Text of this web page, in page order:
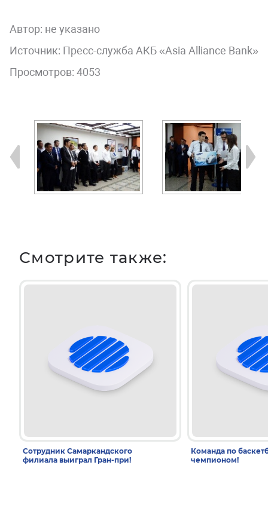
Автор: не указано
Источник: Пресс-служба АКБ «Asia Alliance Bank»
Просмотров: 4053
Смотрите также:
Сотрудник Самаркандского
филиала выиграл Гран-при!
Команда по
чемпионом!